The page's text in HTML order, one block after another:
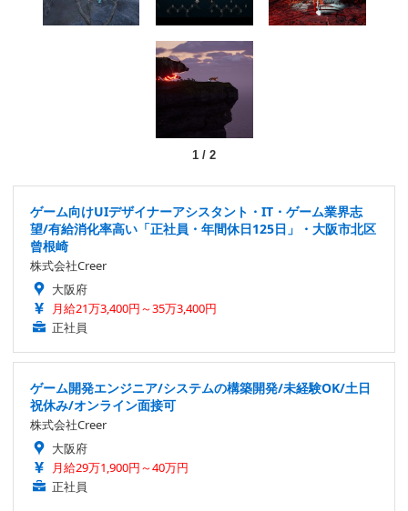
1/ 2
ゲーム向けUIデザイナーアシスタント・IT・ゲーム業界志
望/有給消化率高い「正社員・年間休日125日」・大阪市北区
曾根崎
株式会社Creer
大阪府
月給21万3,400円～35万3,400円
正社員
ゲーム開発エンジニア/システムの構築開発/未経験OK/土日
祝休み/オンライン面接可
株式会社Creer
大阪府
月給29万1,900円～40万円
正社員